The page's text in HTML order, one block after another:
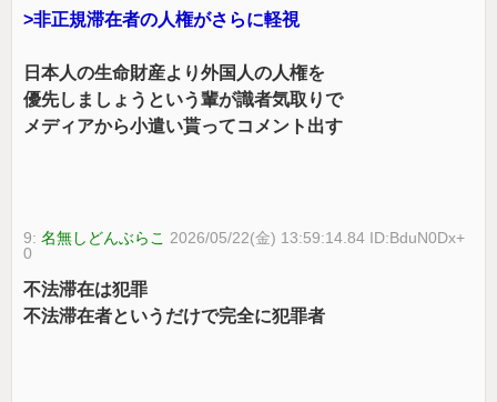
>非正規滞在者の人権がさらに軽視
日本人の生命財産より外国人の人権を
優先しましょうという輩が識者気取りで
メディアから小遣い貰ってコメント出す
9:名無しどんぶらこ 2026/05/22(金) 13:59:14.84 ID:BduN0Dx+
0
不法滞在は犯罪
不法滞在者というだけで完全に犯罪者